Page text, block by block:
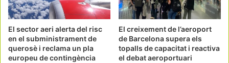
El sector aeri alerta del risc
en el subministrament de
querosè i reclama un pla
europeu de contingència
El creixement de l’aeroport
de Barcelona supera els
topalls de capacitat i reactiva
el debat aeroportuari